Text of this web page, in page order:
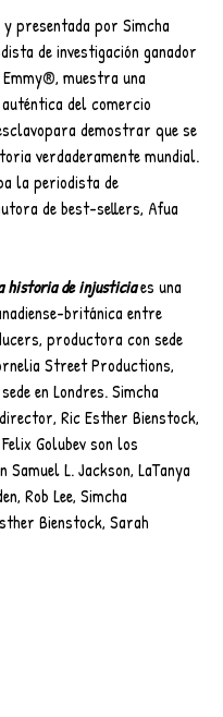
presentada por Simcha
de investigación ganador
®, muestra una
del comercio
demostrar que se
verdaderamente mundial.
la periodista de
de best-sellers, Afua
historia de injusticia es una
británica entre
productora con sede
Street Productions,
en Londres. Simcha
Ric Esther Bienstock,
Golubev son los
L. Jackson, LaTanya
Rob Lee, Simcha
Bienstock, Sarah